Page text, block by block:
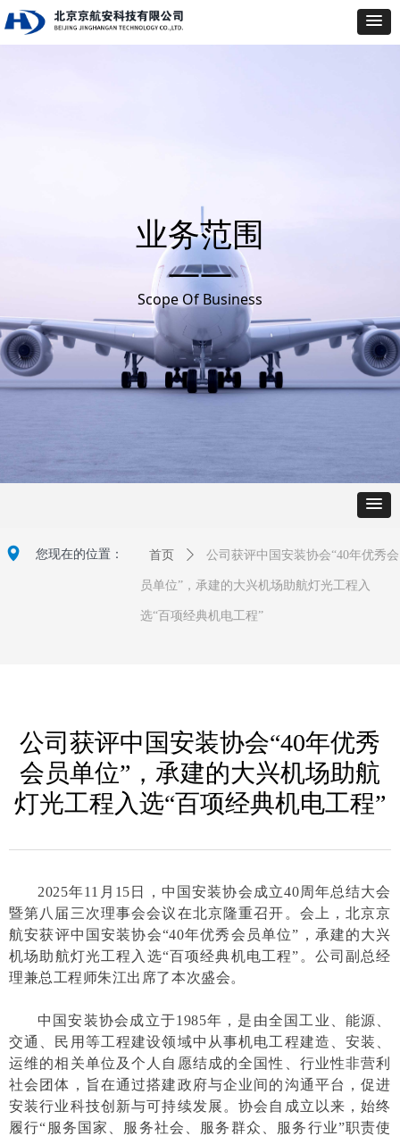
业务范围
——
Scope Of Business
넹 您现在的位置： 首页 ꄲ 公司获评中国安装协会“40年优秀会
员单位”，承建的大兴机场助航灯光工程入
选“百项经典机电工程”
公司获评中国安装协会“40年优秀
会员单位”，承建的大兴机场助航
灯光工程入选“百项经典机电工程”
2025年11月15日，中国安装协会成立40周年总结大会
暨第八届三次理事会会议在北京隆重召开。会上，北京京
航安获评中国安装协会“40年优秀会员单位”，承建的大兴
机场助航灯光工程入选“百项经典机电工程”。公司副总经
理兼总工程师朱江出席了本次盛会。
中国安装协会成立于1985年，是由全国工业、能源、
交通、民用等工程建设领域中从事机电工程建造、安装、
运维的相关单位及个人自愿结成的全国性、行业性非营利
社会团体，旨在通过搭建政府与企业间的沟通平台，促进
安装行业科技创新与可持续发展。协会自成立以来，始终
履行“服务国家、服务社会、服务群众、服务行业”职责使